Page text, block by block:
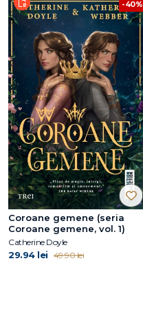
-40%
Coroane gemene (seria
Coroane gemene, vol. 1)
Catherine Doyle
29.94 lei 49.90 lei